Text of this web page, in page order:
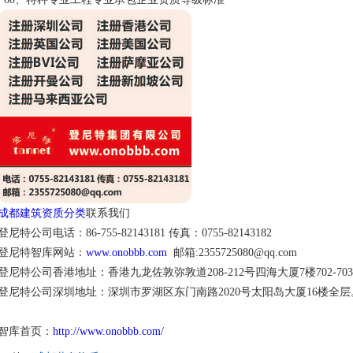
都建筑资质分类联系我们
尼特公司电话：86-755-82143181 传真：0755-82143182
尼特智库网站： www.onobbb.com 邮箱:2355725080@qq.com
尼特公司香港地址：香港九龙佐敦弥敦道208-212号四海大厦7楼702-
尼特公司深圳地址：深圳市罗湖区东门南路2020号太阳岛大厦16楼全层
库首页： http://www.onobbb.com/